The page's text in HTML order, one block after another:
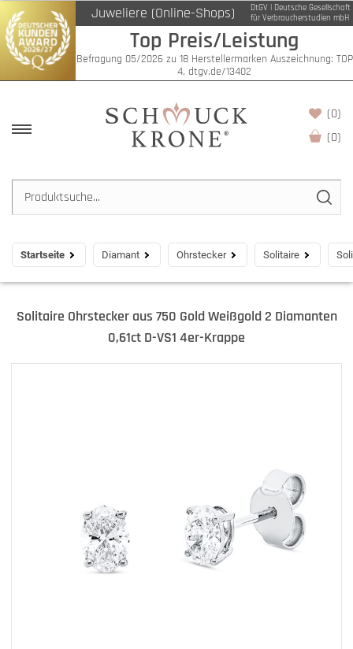
Juweliere (Online-Shops)
DtGV | Deutsche Gesellschaft
für Verbraucherstudien mbH
Top Preis/Leistung
Befragung 05/2026 zu 18 Herstellermarken Auszeichnung: TOP
4, dtgv.de/13402
(0)
(0)
Startseite Diamant Ohrstecker Solitaire
Solitaire Ohrstecker aus 750 Gold Weißgold 2 Diamanten
0,61ct D-VS1 4er-Krappe